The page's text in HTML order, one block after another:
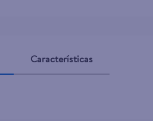
Características